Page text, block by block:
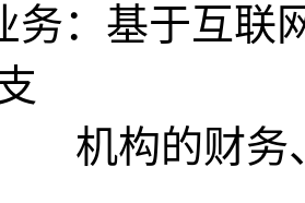
务：基于互联
财务、业